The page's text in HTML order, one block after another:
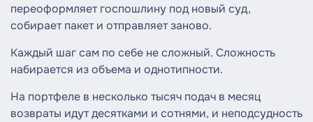
переоформляет госпошлину под новый суд,
собирает пакет и отправляет заново.
Каждый шаг сам по себе не сложный. Сложность
набирается из объема и однотипности.
На портфеле в несколько тысяч подач в месяц
возвраты идут десятками и сотнями, и неподсудность